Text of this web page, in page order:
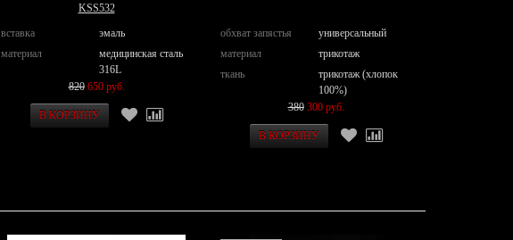
KSS532
вставка
эмаль
материал
медицинская сталь
316L
820 650 руб.
обхват запястья
универсальный
материал
трикотаж
ткань
трикотаж (хлопок
100%)
380 300 руб.